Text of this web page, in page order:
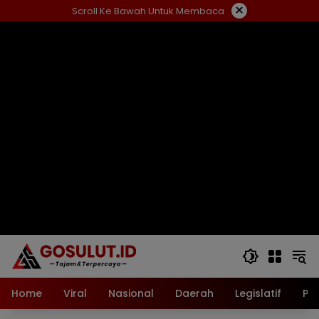
ke
Scroll Ke Bawah Untuk Membaca ×
Home Viral Nasional Daerah Legislatif